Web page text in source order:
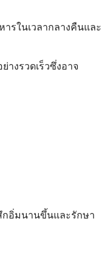
รในเวลากลางคืนและ
งรวดเร็วซึ่งอาจ
กอิ่มนานขึ้นและรักษา